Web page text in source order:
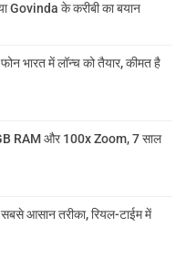
Govinda के करीबी का बयान
भारत में लॉन्च को तैयार, कीमत है
RAM और 100x Zoom, 7 साल
आसान तरीका, रियल-टाईम में